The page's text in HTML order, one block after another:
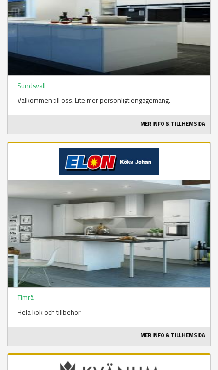
Sundsvall
Välkommen till oss. Lite mer personligt engagemang.
MER INFO & TILL HEMSIDA
Timrå
Hela kök och tillbehör
MER INFO & TILL HEMSIDA